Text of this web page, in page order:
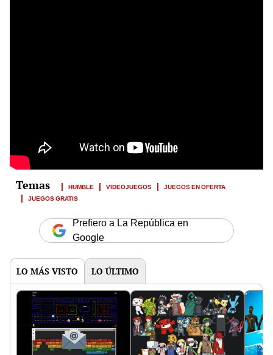
HUMBLE VIDEOJUEGOS
JUEGOS EN OFERTA
JUEGOS GRATIS
Prefiero a La República en
Google
LO MÁS VISTO LO ÚLTIMO